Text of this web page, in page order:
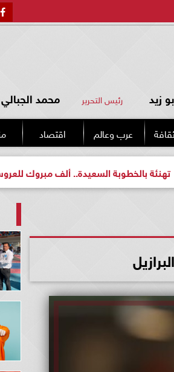
زيد رئيس التحرير محمد الجبالي
عرب وعالم اقتصاد
السعيدة.. ألف مبروك للعروسين «محمد